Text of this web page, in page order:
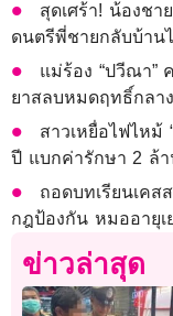
สุดเศร้า! น้องชา
ดนตรีพี่ชายกลับบ้าน
แม่ร้อง “ปวีณา”
ยาสลบหมดฤทธิ์กลา
สาวเหยื่อไฟไหม้
ปี แบกค่ารักษา 2 ล้า
ถอดบทเรียนเคส
กฎป้องกัน หมออายุเ
ข่าวล่าสุด